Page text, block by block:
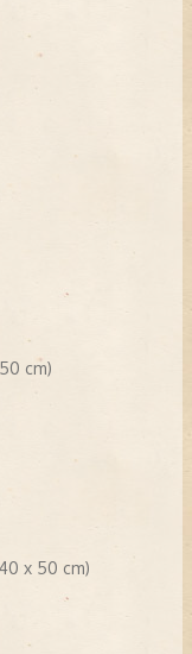
cm)
x 50 cm)